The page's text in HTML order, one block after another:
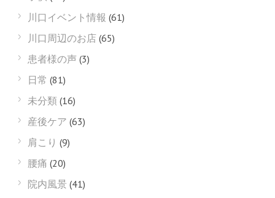
川口イベント情報 (61)
川口周辺のお店 (65)
患者様の声 (3)
日常 (81)
未分類 (16)
産後ケア (63)
肩こり (9)
腰痛 (20)
院内風景 (41)